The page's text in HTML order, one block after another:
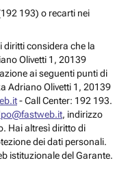
193) o recarti nei
diritti considera che la
Olivetti 1, 20139
ai seguenti punti di
Adriano Olivetti 1, 20139
- Call Center: 192 193.
, indirizzo
Hai altresì diritto di
dei dati personali.
istituzionale del Garante.